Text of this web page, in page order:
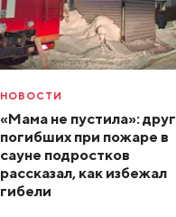
НОВОСТИ
«Мама не пустила»: друг
погибших при пожаре в
сауне подростков
рассказал, как избежал
гибели